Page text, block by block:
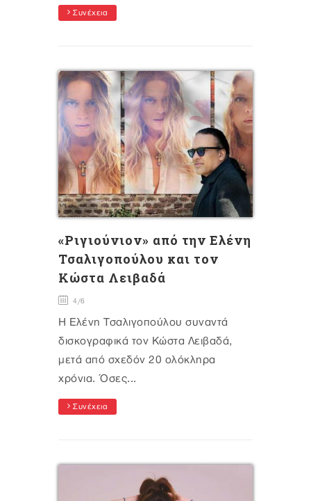
Συνέχεια
«Ριγιούνιον» από την Ελένη
Τσαλιγοπούλου και τον
Κώστα Λειβαδά
4/6
Η Ελένη Τσαλιγοπούλου συναντά
δισκογραφικά τον Κώστα Λειβαδά,
μετά από σχεδόν 20 ολόκληρα
χρόνια. Όσες...
Συνέχεια